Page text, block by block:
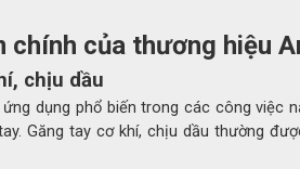
chính của thương hiệu
chịu dầu
dụng phổ biến trong các công việc
Găng tay cơ khí, chịu dầu thường